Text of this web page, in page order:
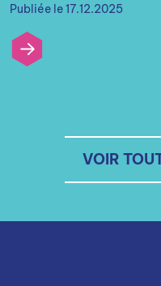
Publiée le 17.12.2025
VOIR